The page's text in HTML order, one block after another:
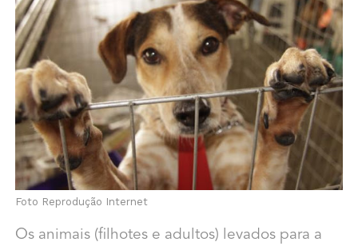
Foto Reprodução Internet
Os animais (filhotes e adultos) levados para a